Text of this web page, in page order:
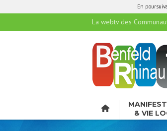
En
La webtv des
& VIE